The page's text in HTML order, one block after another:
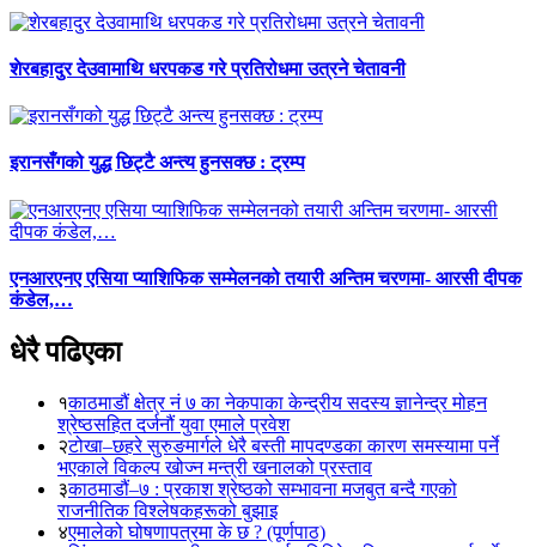
शेरबहादुर देउवामाथि धरपकड गरे प्रतिरोधमा उत्रने चेतावनी
इरानसँगको युद्ध छिट्टै अन्त्य हुनसक्छ : ट्रम्प
एनआरएनए एसिया प्याशिफिक सम्मेलनको तयारी अन्तिम चरणमा- आरसी दीपक
कंडेल,…
धेरै पढिएका
१काठमाडौं क्षेत्र नं ७ का नेकपाका केन्द्रीय सदस्य ज्ञानेन्द्र मोहन
श्रेष्ठसहित दर्जनौं युवा एमाले प्रवेश
२टोखा–छहरे सुरुङमार्गले धेरै बस्ती मापदण्डका कारण समस्यामा पर्ने
भएकाले विकल्प खोज्न मन्त्री खनालको प्रस्ताव
३काठमाडौं–७ : प्रकाश श्रेष्ठको सम्भावना मजबुत बन्दै गएको
राजनीतिक विश्लेषकहरूको बुझाइ
४एमालेको घोषणापत्रमा के छ ? (पूर्णपाठ)